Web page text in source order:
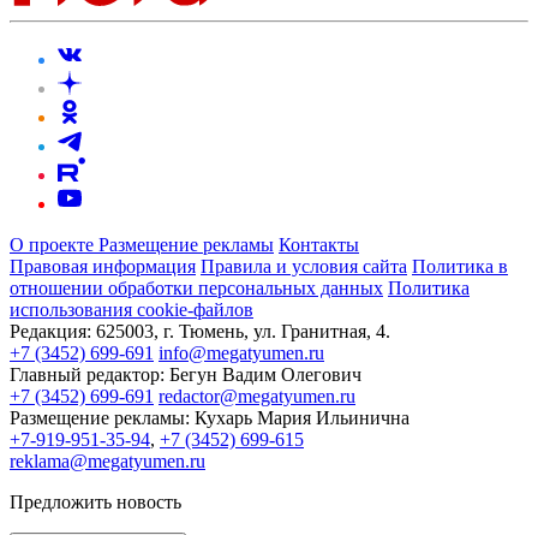
О проекте Размещение рекламы Контакты
Правовая информация Правила и условия сайта Политика в
отношении обработки персональных данных Политика
использования cookie-файлов
Редакция: 625003, г. Тюмень, ул. Гранитная, 4.
+7 (3452) 699-691 info@megatyumen.ru
Главный редактор: Бегун Вадим Олегович
+7 (3452) 699-691 redactor@megatyumen.ru
Размещение рекламы: Кухарь Мария Ильинична
+7-919-951-35-94, +7 (3452) 699-615
reklama@megatyumen.ru
Предложить новость